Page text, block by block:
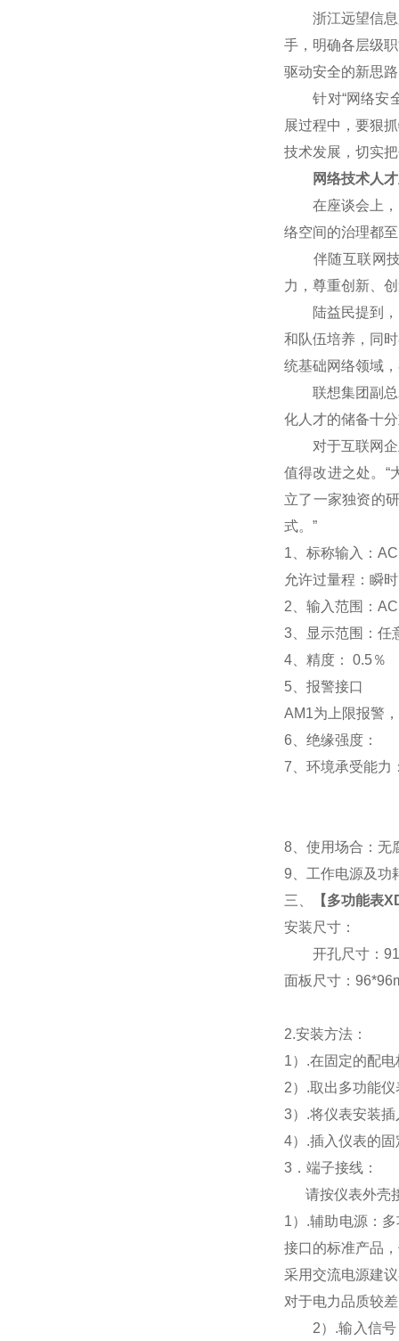
浙江远望信息股
手，明确各层级
驱动安全的新思
针对“网络安全
展过程中，要狠
技术发展，切实
网络技术人才
在座谈会上，网
络空间的治理都
伴随互联网技
力，尊重创新、
陆益民提到，
和队伍培养，同
统基础网络领域
联想集团副总裁
化人才的储备十
对于互联网企业
值得改进之处。“
立了一家独资的
式。”
1 、标称输入：
允许过量程：瞬
2 、输入范围：
3
显示范围： 任
4 、精度： 0.5％
5
报警接口
AM1为上限报警
6
绝缘强度：
7
环境承受
8 、使用场合：
9 、工作电源及功
三、
【多功能表
安装尺寸：
开孔尺寸：
面板尺寸：
2.安装方法：
1）.在固定的配
2）.取出多功能
3）.将仪表安装
4）.插入仪表的
3 ．端子接线：
请按仪表外壳
1） .辅助电源：
接口的标准产品
采用交流电源建
对于电力品质较
2） .输入信